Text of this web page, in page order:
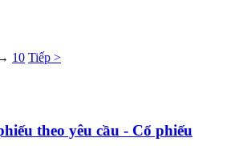
10 Tiếp >
theo yêu cầu - Cổ phiếu